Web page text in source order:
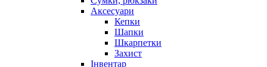
Аксесуари
Кепки
Шапки
Шкарпетки
Захист
Інвентар